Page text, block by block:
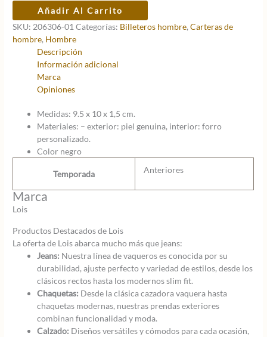
Billetero
Lois
en
piel
monedero
hombre
Añadir Al Carrito
SKU: 206306-01 Categorías: Billeteros hombre,Carteras de
hombre, Hombre
Descripción
Información adicional
Marca
Opiniones
Medidas: 9.5 x 10 x 1,5 cm.
Materiales: – exterior: piel genuina, interior: forro
personalizado.
Color negro
Temporada Anteriores
Marca
Lois
Productos Destacados de Lois
La oferta de Lois abarca mucho más que jeans:
Jeans: Nuestra línea de vaqueros es conocida por su
durabilidad, ajuste perfecto y variedad de estilos, desde los
clásicos rectos hasta los modernos slim fit.
Chaquetas: Desde la clásica cazadora vaquera hasta
chaquetas modernas, nuestras prendas exteriores
combinan funcionalidad y moda.
Calzado: Diseños versátiles y cómodos para cada ocasión,